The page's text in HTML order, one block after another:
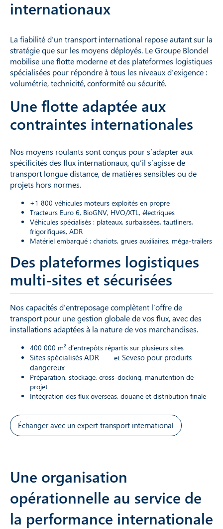
internationaux
La fiabilité d’un transport international repose autant sur la
stratégie que sur les moyens déployés. Le Groupe Blondel
mobilise une flotte moderne et des plateformes logistiques
spécialisées pour répondre à tous les niveaux d’exigence :
volumétrie, technicité, conformité ou sécurité.
Une flotte adaptée aux
contraintes internationales
Nos moyens roulants sont conçus pour s’adapter aux
spécificités des flux internationaux, qu’il s’agisse de
transport longue distance, de matières sensibles ou de
projets hors normes.
+1 800 véhicules moteurs exploités en propre
Tracteurs Euro 6, BioGNV, HVO/XTL, électriques
Véhicules spécialisés : plateaux, surbaissées, tautliners,
frigorifiques, ADR
Matériel embarqué : chariots, grues auxiliaires, méga-trailers
Des plateformes logistiques
multi-sites et sécurisées
Nos capacités d’entreposage complètent l’offre de
transport pour une gestion globale de vos flux, avec des
installations adaptées à la nature de vos marchandises.
400 000 m² d’entrepôts répartis sur plusieurs sites
Sites spécialisés ADR et Seveso pour produits
dangereux
Préparation, stockage, cross-docking, manutention de
projet
Intégration des flux overseas, douane et distribution finale
Échanger avec un expert transport international
Une organisation
opérationnelle au service de
la performance internationale